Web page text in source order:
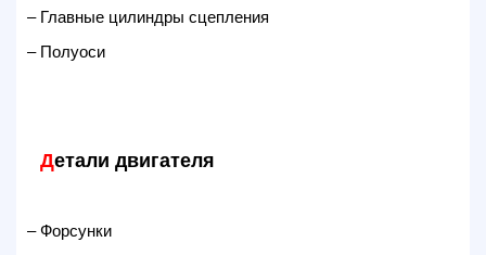
– Главные цилиндры сцепления
– Полуоси
Детали двигателя
– Форсунки